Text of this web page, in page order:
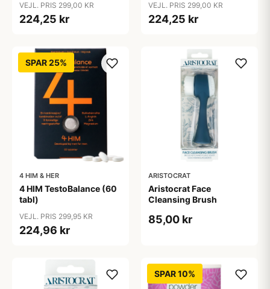
VEJL. PRIS 299,00 KR
224,25 kr
VEJL. PRIS 299,00 KR
224,25 kr
SPAR 25%
4 HIM & HER
4 HIM TestoBalance (60
tabl)
VEJL. PRIS 299,95 KR
224,96 kr
ARISTOCRAT
Aristocrat Face
Cleansing Brush
85,00 kr
SPAR 10%